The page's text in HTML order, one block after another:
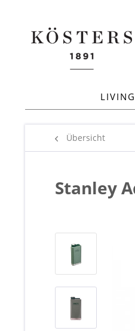
LIVING
Übersicht
Stanley